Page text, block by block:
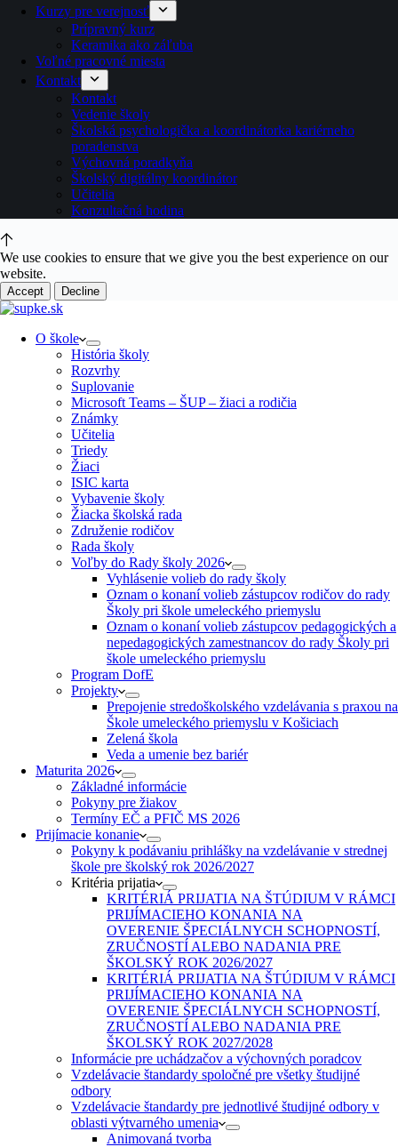
Kurzy pre verejnosť
Prípravný kurz
Keramika ako záľuba
Voľné pracovné miesta
Kontakt
Kontakt
Vedenie školy
Školská psychologička a koordinátorka kariérneho
poradenstva
Výchovná poradkyňa
Školský digitálny koordinátor
Učitelia
Konzultačná hodina
We use cookies to ensure that we give you the best experience on our
website.
Accept Decline
O škole
História školy
Rozvrhy
Suplovanie
Microsoft Teams – ŠUP – žiaci a rodičia
Známky
Učitelia
Triedy
Žiaci
ISIC karta
Vybavenie školy
Žiacka školská rada
Združenie rodičov
Rada školy
Voľby do Rady školy 2026
Vyhlásenie volieb do rady školy
Oznam o konaní volieb zástupcov rodičov do rady
Školy pri škole umeleckého priemyslu
Oznam o konaní volieb zástupcov pedagogických a
nepedagogických zamestnancov do rady Školy pri
škole umeleckého priemyslu
Program DofE
Projekty
Prepojenie stredoškolského vzdelávania s praxou na
Škole umeleckého priemyslu v Košiciach
Zelená škola
Veda a umenie bez bariér
Maturita 2026
Základné informácie
Pokyny pre žiakov
Termíny EČ a PFIČ MS 2026
Prijímacie konanie
Pokyny k podávaniu prihlášky na vzdelávanie v strednej
škole pre školský rok 2026/2027
Kritéria prijatia
KRITÉRIÁ PRIJATIA NA ŠTÚDIUM V RÁMCI
PRIJÍMACIEHO KONANIA NA
OVERENIE ŠPECIÁLNYCH SCHOPNOSTÍ,
ZRUČNOSTÍ ALEBO NADANIA PRE
ŠKOLSKÝ ROK 2026/2027
KRITÉRIÁ PRIJATIA NA ŠTÚDIUM V RÁMCI
PRIJÍMACIEHO KONANIA NA
OVERENIE ŠPECIÁLNYCH SCHOPNOSTÍ,
ZRUČNOSTÍ ALEBO NADANIA PRE
ŠKOLSKÝ ROK 2027/2028
Informácie pre uchádzačov a výchovných poradcov
Vzdelávacie štandardy spoločné pre všetky študijné
odbory
Vzdelávacie štandardy pre jednotlivé študijné odbory v
oblasti výtvarného umenia
Animovaná tvorba